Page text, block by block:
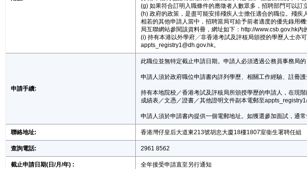
(g) 如果符合訂明入職條件的應徵者人數眾多，招聘部門可以
(h) 政府的政策，是盡可能安排殘疾人士擔任適合的職位。殘
相若的其他申請人當中，招聘當局可給予前者適度的優先錄用
局互聯網站參閱該資料冊，網址如下：http://www.csb.gov.hk內
(i) 持有本港以外學府╱非香港考試及評核局頒授的學歷人士亦
appts_registry1@dh.gov.hk。
申請手續:
此職位並無特定截止申請日期。申請人必須透過公務員事務局
申請人須於政府職位申請書內詳列學歷、相關工作經驗、註冊
持有本地院校／香港考試及評核局所頒授學歷的申請人，在現
成績表／文憑／證書／其他證明文件副本電郵至
申請人須於申請書內提供一個電郵地址。如獲選參加面試，通
聯絡地址: 香港灣仔皇后大道東213號胡忠大廈18樓1807室衞生署聘任組
查詢電話: 2961 8562
截止申請日期(日/月/年) : 全年接受申請直至另行通知